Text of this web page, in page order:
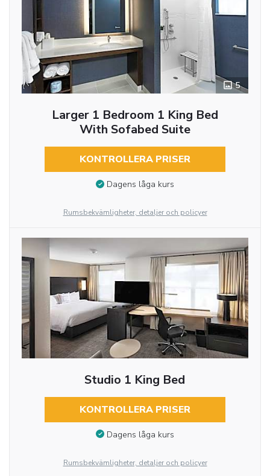
5
Larger 1 Bedroom 1 King Bed
With Sofabed Suite
KONTROLLERA PRISER
Dagens låga kurs
Rumsbekvämligheter, detaljer och policyer
Studio 1 King Bed
KONTROLLERA PRISER
Dagens låga kurs
Rumsbekvämligheter, detaljer och policyer